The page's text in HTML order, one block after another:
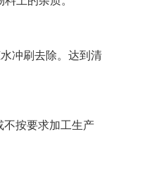
冲刷去除。达到清
按要求加工生产